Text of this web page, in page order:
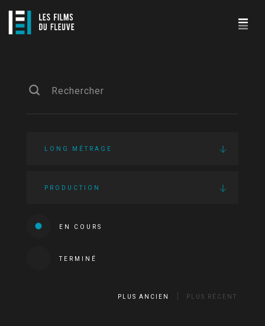
LONG MÉTRAGE
PRODUCTION
EN COURS
TERMINÉ
PLUS ANCIEN PLUS RÉCENT